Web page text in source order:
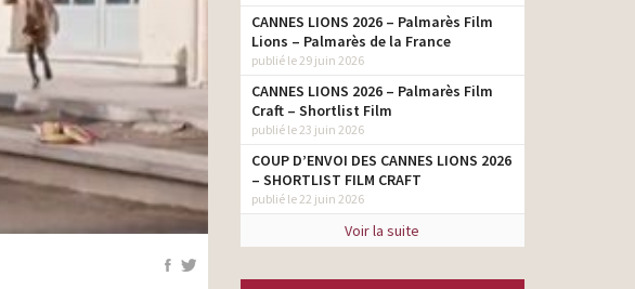
CANNES LIONS 2026 – Palmarès Film
Lions – Palmarès de la France
publié le 29 juin 2026
CANNES LIONS 2026 – Palmarès Film
Craft – Shortlist Film
publié le 23 juin 2026
COUP D’ENVOI DES CANNES LIONS 2026
– SHORTLIST FILM CRAFT
publié le 22 juin 2026
Voir la suite